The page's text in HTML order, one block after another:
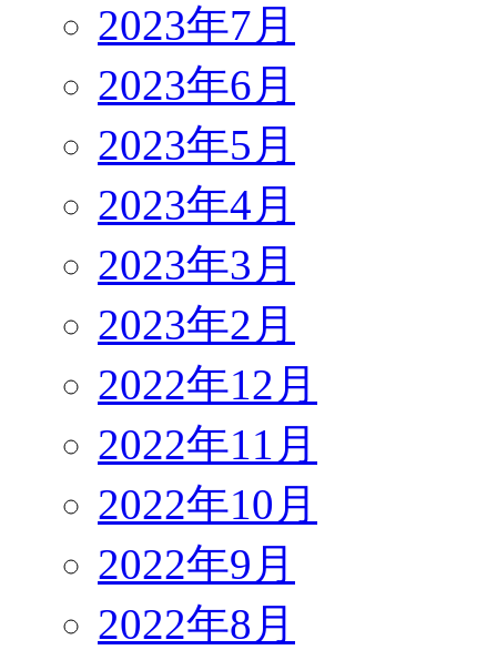
2023年7月
2023年6月
2023年5月
2023年4月
2023年3月
2023年2月
2022年12月
2022年11月
2022年10月
2022年9月
2022年8月